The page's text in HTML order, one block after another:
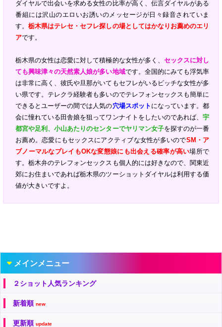
ダイヤルで出会いを求める女性の比率が高く、伝言ダイヤルがある
番組には沢山のエロいお誘いのメッセージが日々録音されていま
す。栃木県はテレセ・セフレ探しの場としてはかなりお薦めのエリ
アです。
栃木県の女性は恋愛に対して積極的な女性が多く、 セックスに対し
ても興味津々の天然素人娘が多い地域です。全国的にみても浮気率
は非常に高く、彼氏や旦那がいてもセフレがいるビッチな女性が多
い県です。テレクラ経験者も多いのでテレフォンセックスも簡単に
できるとユーザーの間では人気の穴場スポット になっています。都
会に憧れている田舎娘を狙ってワンナイトをしたいのであれば、 宇
都宮や足利、小山あたりのセンターでヤリマン女子を探すのが一番
お薦め。恋愛にもセックスにアクティブな女性が多いのでSM・ア
ブノーマルなプレイもOKな変態娘にも出会える確率が高い場所で
す。栃木弁のテレフォンセックスも個人的には好きなので、関東近
郊にお住まいであれば栃木県のツーショットダイヤルは利用する価
値が大きいですよ。
メインメニュー
２ショット人気ランキング
新着順 new
更新順 update